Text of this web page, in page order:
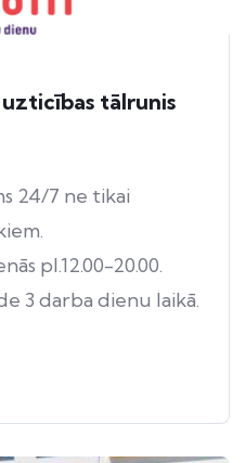
tālrunis
24/7 ne tikai
pl.12.00-20.00.
3 darba dienu laikā.